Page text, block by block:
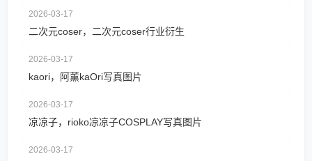
2026-03-17
二次元coser，二次元coser行业衍生
2026-03-17
kaori，阿薰kaOri写真图片
2026-03-17
凉凉子，rioko凉凉子COSPLAY写真图片
2026-03-17